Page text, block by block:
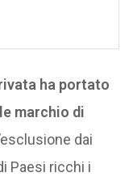
ha portato
marchio di
dai
Paesi ricchi i